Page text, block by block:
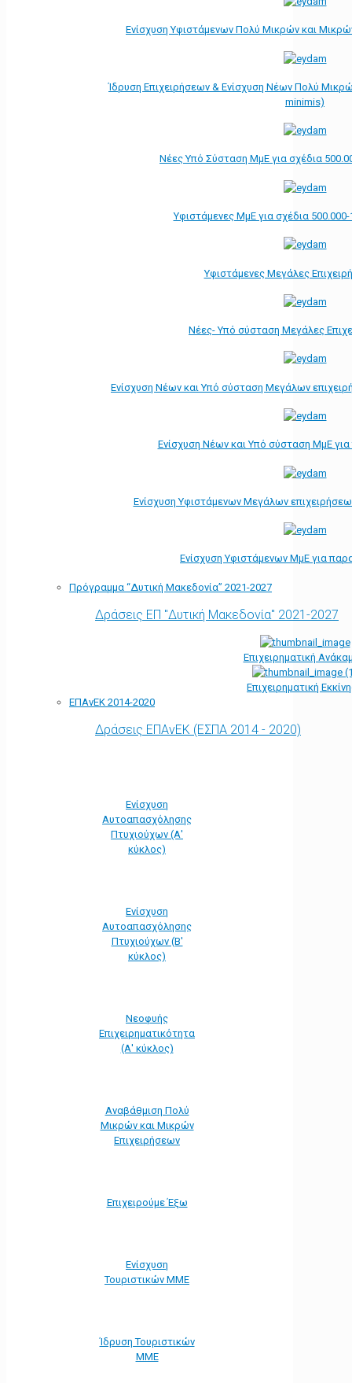
Ενίσχυση Υφιστάμενων Πολύ Μικρών και
Ίδρυση Επιχειρήσεων & Ενίσχυση Νέων Πολύ
minimis)
Νέες Υπό Σύσταση ΜμΕ για σχέδια
Υφιστάμενες ΜμΕ για σχέδια
Υφιστάμενες Μεγάλες
Νέες- Υπό σύσταση Μεγάλες
Ενίσχυση Νέων και Υπό σύσταση Μεγάλων
Ενίσχυση Νέων και Υπό σύσταση ΜμΕ
Ενίσχυση Υφιστάμενων Μεγάλων
Ενίσχυση Υφιστάμενων ΜμΕ για
Πρόγραμμα “Δυτική Μακεδονία” 2021-2027
Δράσεις ΕΠ "Δυτική Μακεδονία" 2021-2027
Επιχειρηματική
Επιχειρηματική
ΕΠΑνΕΚ 2014-2020
Δράσεις ΕΠΑνΕΚ (ΕΣΠΑ 2014 - 2020)
Ενίσχυση
Αυτοαπασχόλησης
Πτυχιούχων (Α'
κύκλος)
Ενίσχυση
Αυτοαπασχόλησης
Πτυχιούχων (Β'
κύκλος)
Νεοφυής
Επιχειρηματικότητα
(Α' κύκλος)
Αναβάθμιση Πολύ
Μικρών και Μικρών
Επιχειρήσεων
Επιχειρούμε Έξω
Ενίσχυση
Τουριστικών ΜΜΕ
Ίδρυση Τουριστικών
ΜΜΕ